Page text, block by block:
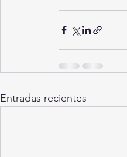
Entradas recientes